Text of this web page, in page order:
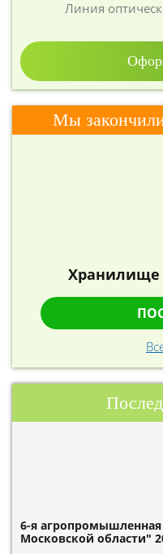
Линия
Мы
Хранилище
6-я
Московской области"